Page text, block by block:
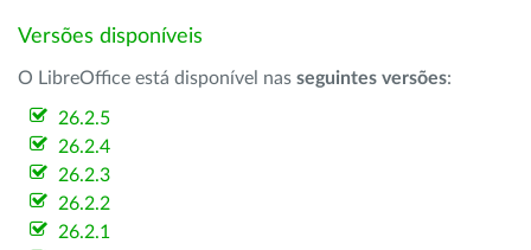
Versões disponíveis
O LibreOffice está disponível nas seguintes versões:
26.2.5
26.2.4
26.2.3
26.2.2
26.2.1